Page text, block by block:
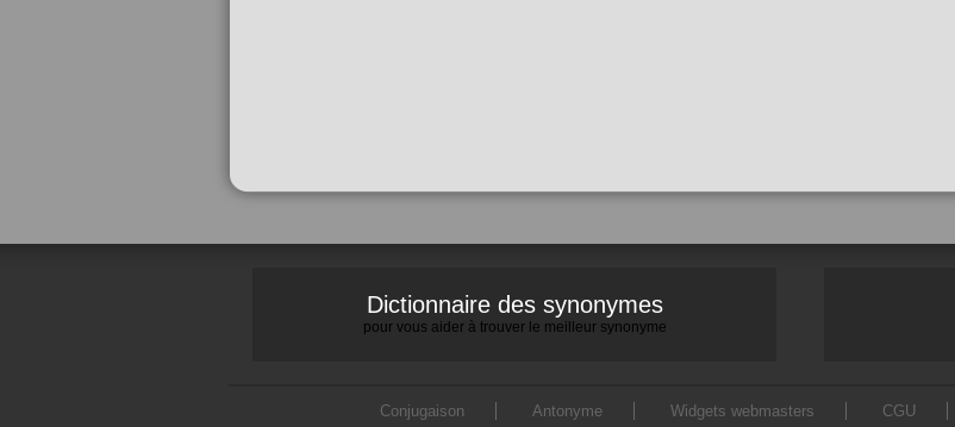
Dictionnaire des synonymes
pour vous aider à trouver le meilleur synonyme
Conjugaison Antonyme Widgets webmasters CGU